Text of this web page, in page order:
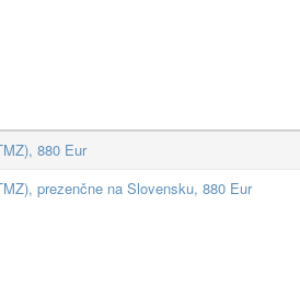
880 Eur
prezenčne na Slovensku, 880 Eur